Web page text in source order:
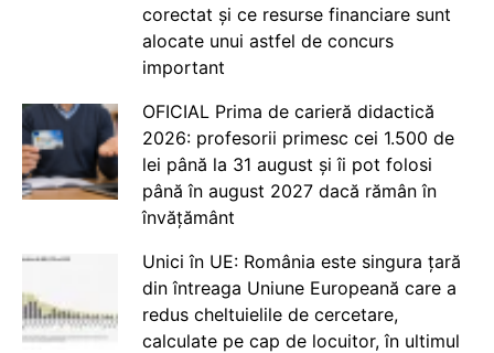
corectat și ce resurse financiare sunt
alocate unui astfel de concurs
important
OFICIAL Prima de carieră didactică
2026: profesorii primesc cei 1.500 de
lei până la 31 august și îi pot folosi
până în august 2027 dacă rămân în
învățământ
Unici în UE: România este singura țară
din întreaga Uniune Europeană care a
redus cheltuielile de cercetare,
calculate pe cap de locuitor, în ultimul